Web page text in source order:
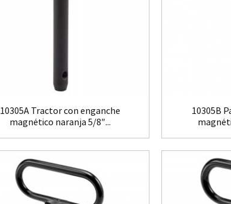
10305A Tractor con enganche
magnético naranja 5/8″...
10305B